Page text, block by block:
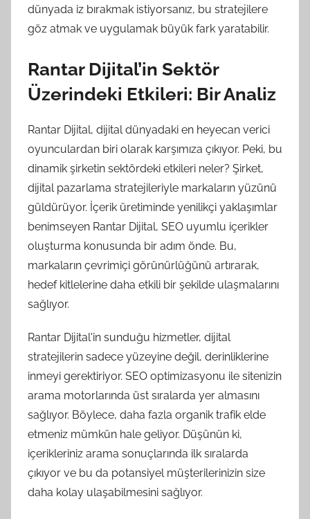
dünyada iz bırakmak istiyorsanız, bu stratejilere
göz atmak ve uygulamak büyük fark yaratabilir.
Rantar Dijital’in Sektör
Üzerindeki Etkileri: Bir Analiz
Rantar Dijital, dijital dünyadaki en heyecan verici
oyunculardan biri olarak karşımıza çıkıyor. Peki, bu
dinamik şirketin sektördeki etkileri neler? Şirket,
dijital pazarlama stratejileriyle markaların yüzünü
güldürüyor. İçerik üretiminde yenilikçi yaklaşımlar
benimseyen Rantar Dijital, SEO uyumlu içerikler
oluşturma konusunda bir adım önde. Bu,
markaların çevrimiçi görünürlüğünü artırarak,
hedef kitlelerine daha etkili bir şekilde ulaşmalarını
sağlıyor.
Rantar Dijital'in sunduğu hizmetler, dijital
stratejilerin sadece yüzeyine değil, derinliklerine
inmeyi gerektiriyor. SEO optimizasyonu ile sitenizin
arama motorlarında üst sıralarda yer almasını
sağlıyor. Böylece, daha fazla organik trafik elde
etmeniz mümkün hale geliyor. Düşünün ki,
içerikleriniz arama sonuçlarında ilk sıralarda
çıkıyor ve bu da potansiyel müşterilerinizin size
daha kolay ulaşabilmesini sağlıyor.